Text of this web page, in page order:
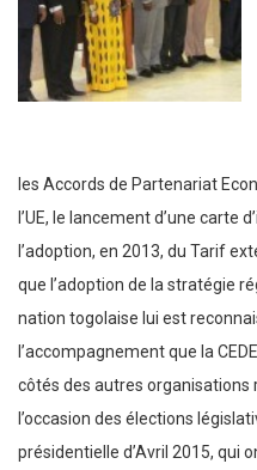
les Accords de Partenariat
l’UE, le lancement d’une carte
l’adoption, en 2013, du Tarif
que l’adoption de la stratégie
nation togolaise lui est
l’accompagnement que la
côtés des autres
l’occasion des élections
présidentielle d’Avril 2015, qui